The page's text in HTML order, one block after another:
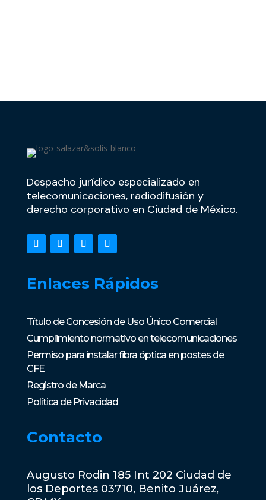
Despacho jurídico especializado en
telecomunicaciones, radiodifusión y
derecho corporativo en Ciudad de México.
Enlaces Rápidos
Título de Concesión de Uso Único Comercial
Cumplimiento normativo en telecomunicaciones
Permiso para instalar fibra óptica en postes de
CFE
Registro de Marca
Política de Privacidad
Contacto
Augusto Rodin 185 Int 202 Ciudad de
los Deportes 03710, Benito Juárez,